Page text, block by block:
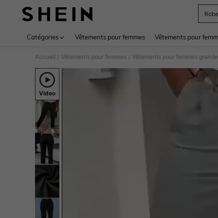
Robe
Catégories Vêtements pour femmes Vêtements pour
Accueil / Vêtements pour femmes / Vêtements pour femmes
Video